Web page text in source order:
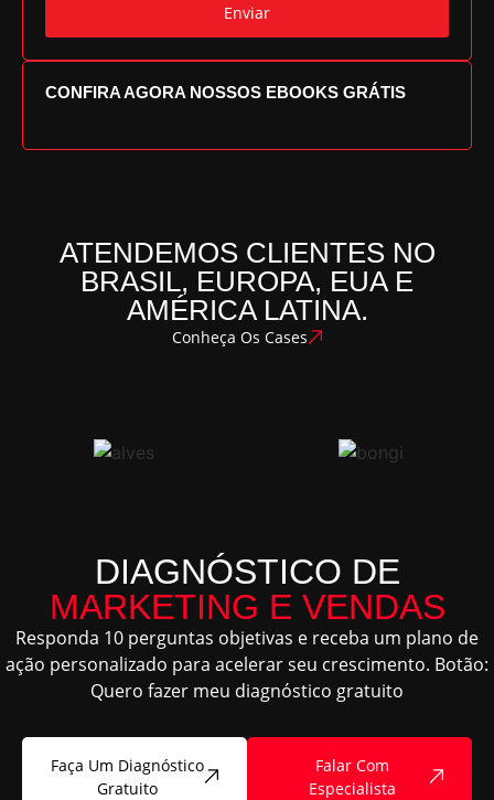
Enviar
CONFIRA AGORA NOSSOS EBOOKS GRÁTIS
ATENDEMOS CLIENTES NO
BRASIL, EUROPA, EUA E
AMÉRICA LATINA.
Conheça Os Cases
DIAGNÓSTICO DE
MARKETING E VENDAS
Responda 10 perguntas objetivas e receba um plano de
ação personalizado para acelerar seu crescimento. Botão:
Quero fazer meu diagnóstico gratuito
Faça Um Diagnóstico
Gratuito
Falar Com
Especialista